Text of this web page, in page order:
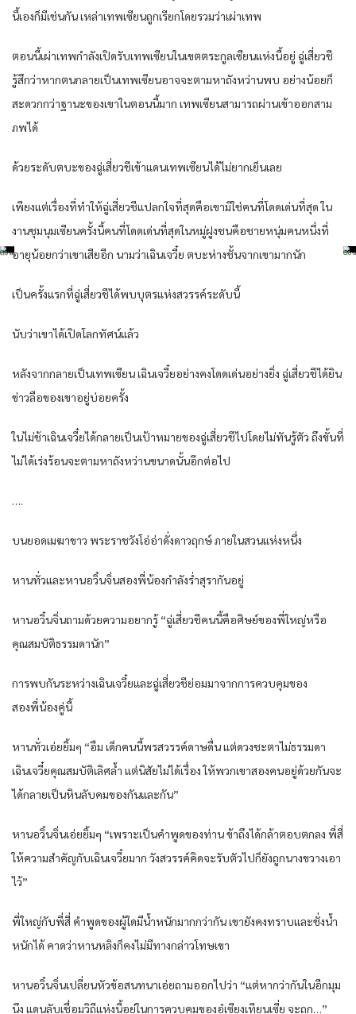
นี้เองก็มีเช่นกัน เหล่าเทพเซียนถูกเรียกโดยรวมว่าเผ่าเทพ
ตอนนี้เผ่าเทพกำลังเปิดรับเทพเซียนในเขตตระกูลเซียนแห่งนี้อยู่ ฉู่เสี่ยวชี
รู้สึกว่าหากตนกลายเป็นเทพเซียนอาจจะตามหาถังหว่านพบ อย่างน้อยก็
สะดวกกว่าฐานะของเขาในตอนนี้มาก เทพเซียนสามารถผ่านเข้าออกสาม
ภพได้
ด้วยระดับตบะของฉู่เสี่ยวชีเข้าแดนเทพเซียนได้ไม่ยากเย็นเลย
เพียงแต่เรื่องที่ทำให้ฉู่เสี่ยวชีแปลกใจที่สุดคือเขามิใช่คนที่โดดเด่นที่สุด ใน
งานชุมนุมเซียนครั้งนี้คนที่โดดเด่นที่สุดในหมู่ฝูงชนคือชายหนุ่มคนหนึ่งที่
อายุน้อยกว่าเขาเสียอีก นามว่าเฉินเจวี๋ย ตบะห่างชั้นจากเขามากนัก
เป็นครั้งแรกที่ฉู่เสี่ยวชีได้พบบุตรแห่งสวรรค์ระดับนี้
นับว่าเขาได้เปิดโลกทัศน์แล้ว
หลังจากกลายเป็นเทพเซียน เฉินเจวี๋ยอย่างคงโดดเด่นอย่างยิ่ง ฉู่เสี่ยวชีได้ยิน
ข่าวลือของเขาอยู่บ่อยครั้ง
ในไม่ช้าเฉินเจวี๋ยได้กลายเป็นเป้าหมายของฉู่เสี่ยวชีไปโดยไม่ทันรู้ตัว ถึงขั้นที่
ไม่ได้เร่งร้อนจะตามหาถังหว่านขนาดนั้นอีกต่อไป
….
บนยอดเมฆาขาว พระราชวังโอ่อ่าดั่งดาวฤกษ์ ภายในสวนแห่งหนึ่ง
หานทั่วและหานอวิ๋นจิ่นสองพี่น้องกำลังร่ำสุรากันอยู่
หานอวิ๋นจิ่นถามด้วยความอยากรู้ “ฉู่เสี่ยวชีคนนี้คือศิษย์ของพี่ใหญ่หรือ
คุณสมบัติธรรมดานัก”
การพบกันระหว่างเฉินเจวี๋ยและฉู่เสี่ยวชีย่อมมาจากการควบคุมของ
สองพี่น้องคู่นี้
หานทั่วเอ่ยยิ้มๆ “อืม เด็กคนนี้พรสวรรค์ดาษดื่น แต่ดวงชะตาไม่ธรรมดา
เฉินเจวี๋ยคุณสมบัติเลิศล้ำ แต่นิสัยไม่ได้เรื่อง ให้พวกเขาสองคนอยู่ด้วยกันจะ
ได้กลายเป็นหินลับคมของกันและกัน”
หานอวิ๋นจิ่นเอ่ยยิ้มๆ “เพราะเป็นคำพูดของท่าน ข้าถึงได้กล้าตอบตกลง พี่สี่
ให้ความสำคัญกับเฉินเจวี๋ยมาก วังสวรรค์คิดจะรับตัวไปก็ยังถูกนางขวางเอา
ไว้”
พี่ใหญ่กับพี่สี่ คำพูดของผู้ใดมีน้ำหนักมากกว่ากัน เขายังคงทราบและชั่งน้ำ
หนักได้ คาดว่าหานหลิงก็คงไม่มีทางกล่าวโทษเขา
หานอวิ๋นจิ่นเปลี่ยนหัวข้อสนทนาเอ่ยถามออกไปว่า “แต่หากว่ากันในอีกมุม
นึง แดนลับเชื่อมวิถีแห่งนี้อยู่ในการควบคุมของอู๋เซียงเทียนเซี่ย จะถูก…”